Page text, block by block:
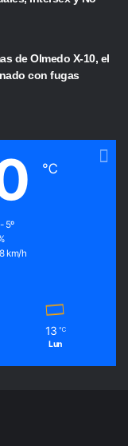
de Olmedo X-10, el
con fugas
℃
5º
km/h
13 ℃
Lun